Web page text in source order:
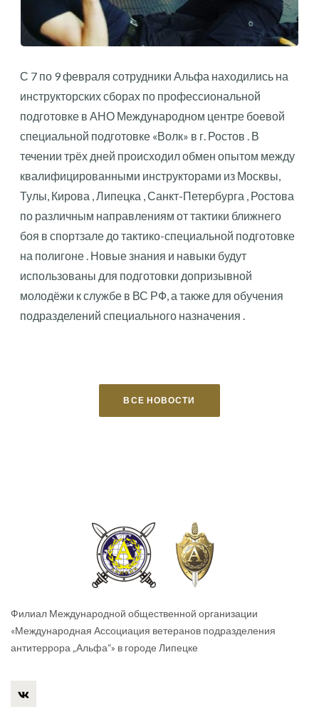
С 7 по 9 февраля сотрудники Альфа находились на
инструкторских сборах по профессиональной
подготовке в АНО Международном центре боевой
специальной подготовке «Волк» в г. Ростов . В
течении трёх дней происходил обмен опытом между
квалифицированными инструкторами из Москвы,
Тулы, Кирова , Липецка , Санкт-Петербурга , Ростова
по различным направлениям от тактики ближнего
боя в спортзале до тактико-специальной подготовке
на полигоне . Новые знания и навыки будут
использованы для подготовки допризывной
молодёжи к службе в ВС РФ, а также для обучения
подразделений специального назначения .
ВСЕ НОВОСТИ
Филиал Международной общественной организации
«Международная Ассоциация ветеранов подразделения
антитеррора „Альфа“» в городе Липецке